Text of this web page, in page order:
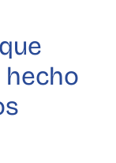
hecho